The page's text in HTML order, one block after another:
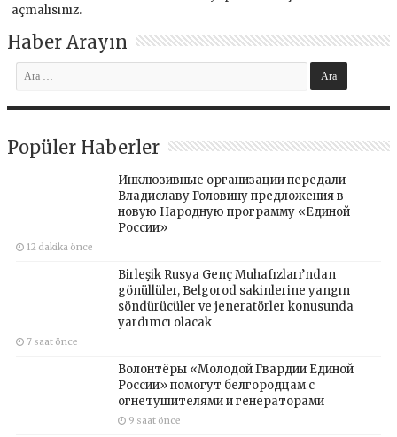
açmalısınız.
Haber Arayın
Popüler Haberler
Инклюзивные организации передали
Владиславу Головину предложения в
новую Народную программу «Единой
России»
12 dakika önce
Birleşik Rusya Genç Muhafızları’ndan
gönüllüler, Belgorod sakinlerine yangın
söndürücüler ve jeneratörler konusunda
yardımcı olacak
7 saat önce
Волонтёры «Молодой Гвардии Единой
России» помогут белгородцам с
огнетушителями и генераторами
9 saat önce